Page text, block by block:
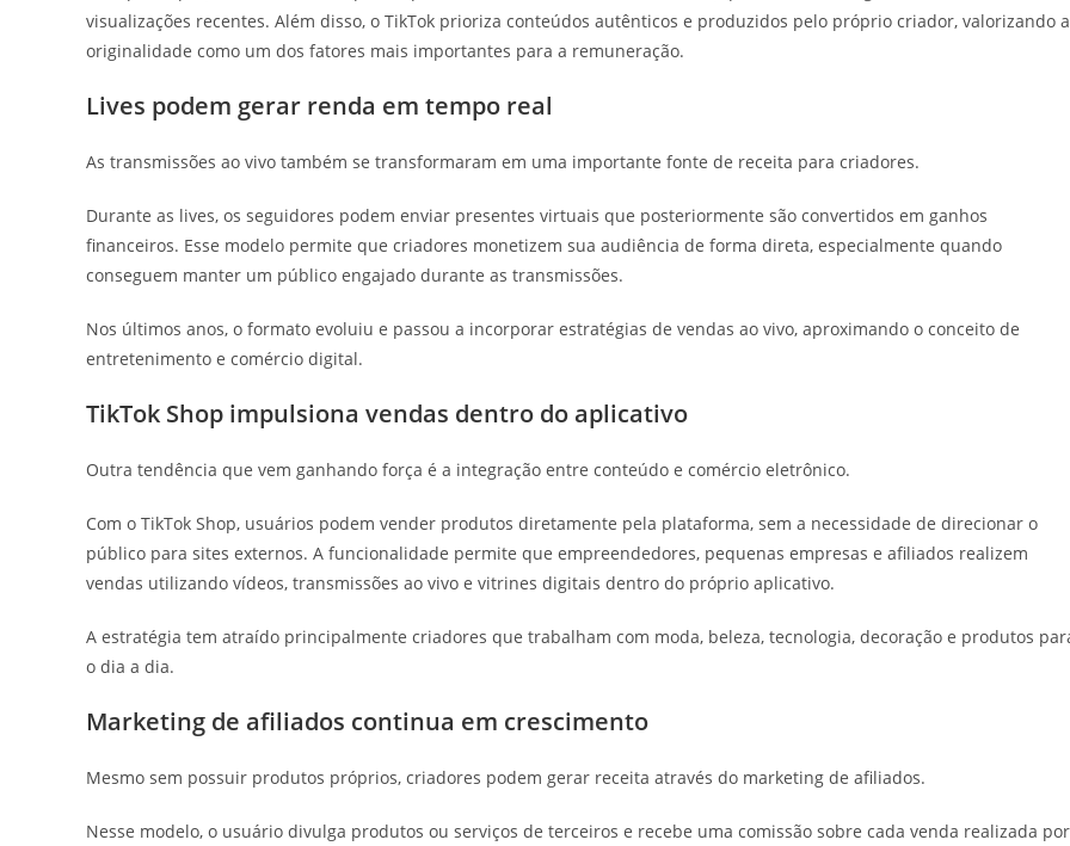
visualizações recentes. Além disso, o TikTok prioriza conteúdos autênticos e produzidos pelo próprio criador, valorizando a
originalidade como um dos fatores mais importantes para a remuneração.
Lives podem gerar renda em tempo real
As transmissões ao vivo também se transformaram em uma importante fonte de receita para criadores.
Durante as lives, os seguidores podem enviar presentes virtuais que posteriormente são convertidos em ganhos
financeiros. Esse modelo permite que criadores monetizem sua audiência de forma direta, especialmente quando
conseguem manter um público engajado durante as transmissões.
Nos últimos anos, o formato evoluiu e passou a incorporar estratégias de vendas ao vivo, aproximando o conceito de
entretenimento e comércio digital.
TikTok Shop impulsiona vendas dentro do aplicativo
Outra tendência que vem ganhando força é a integração entre conteúdo e comércio eletrônico.
Com o TikTok Shop, usuários podem vender produtos diretamente pela plataforma, sem a necessidade de direcionar o
público para sites externos. A funcionalidade permite que empreendedores, pequenas empresas e afiliados realizem
vendas utilizando vídeos, transmissões ao vivo e vitrines digitais dentro do próprio aplicativo.
A estratégia tem atraído principalmente criadores que trabalham com moda, beleza, tecnologia, decoração e produtos
o dia a dia.
Marketing de afiliados continua em crescimento
Mesmo sem possuir produtos próprios, criadores podem gerar receita através do marketing de afiliados.
Nesse modelo, o usuário divulga produtos ou serviços de terceiros e recebe uma comissão sobre cada venda realizada por